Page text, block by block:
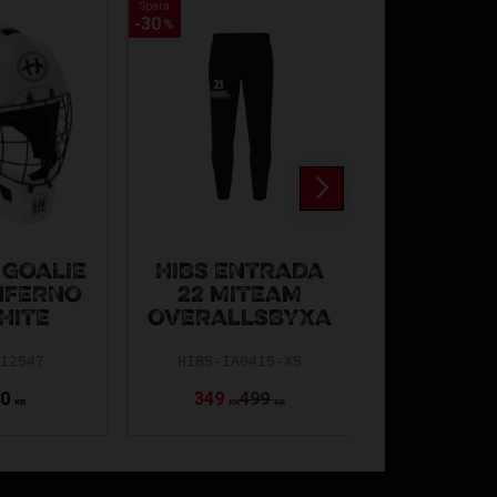
KR
Spara
30 %
HIBS ENTRADA
22 MITEAM
OVERALLSBYXA
349 KR499 KR
Spara
30 %